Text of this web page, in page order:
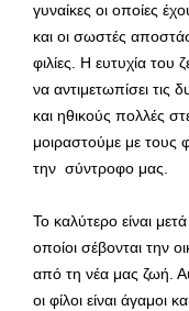
γυναίκες οι οποίες
και οι σωστές
φιλίες. Η ευτυχία του
να αντιμετωπίσει τις
και ηθικούς πολλές
μοιραστούμε με τους
την σύντροφο μας.
Το καλύτερο είναι
οποίοι σέβονται την
από τη νέα μας ζωή.
οι φίλοι είναι άγαμοι